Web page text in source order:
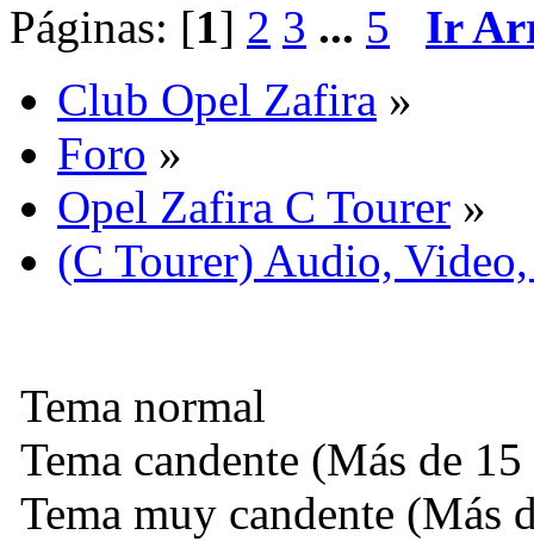
Páginas: [1] 2 3 ... 5
Ir
Club Opel Zafira »
Foro »
Opel Zafira C Tourer »
(C Tourer) Audio,
Tema normal
Tema candente (Más de 15
Tema muy candente (Más